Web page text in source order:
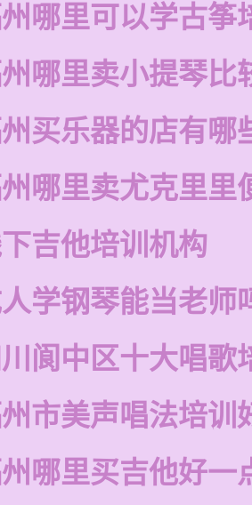
哪里可以学古筝
哪里卖小提琴比
买乐器的店有哪
哪里卖尤克里里
吉他培训机构
学钢琴能当老师
川阆中区十大唱歌
市美声唱法培训
哪里买吉他好一